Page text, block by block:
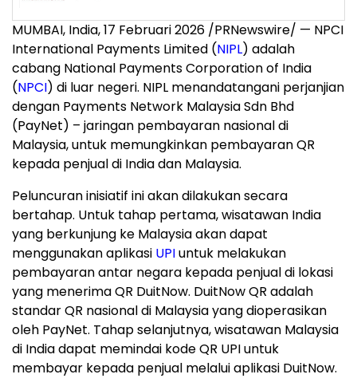
MUMBAI, India,17 Februari 2026 /PRNewswire/ — NPCI
International Payments Limited (NIPL) adalah
cabang National Payments Corporation of India
(NPCI) di luar negeri. NIPL menandatangani perjanjian
dengan Payments Network Malaysia Sdn Bhd
(PayNet) – jaringan pembayaran nasional di
Malaysia, untuk memungkinkan pembayaran QR
kepada penjual di India dan Malaysia.
Peluncuran inisiatif ini akan dilakukan secara
bertahap. Untuk tahap pertama, wisatawan India
yang berkunjung ke Malaysia akan dapat
menggunakan aplikasi UPIuntuk melakukan
pembayaran antar negara kepada penjual di lokasi
yang menerima QR DuitNow. DuitNow QR adalah
standar QR nasional di Malaysia yang dioperasikan
oleh PayNet. Tahap selanjutnya, wisatawan Malaysia
di India dapat memindai kode QR UPI untuk
membayar kepada penjual melalui aplikasi DuitNow.